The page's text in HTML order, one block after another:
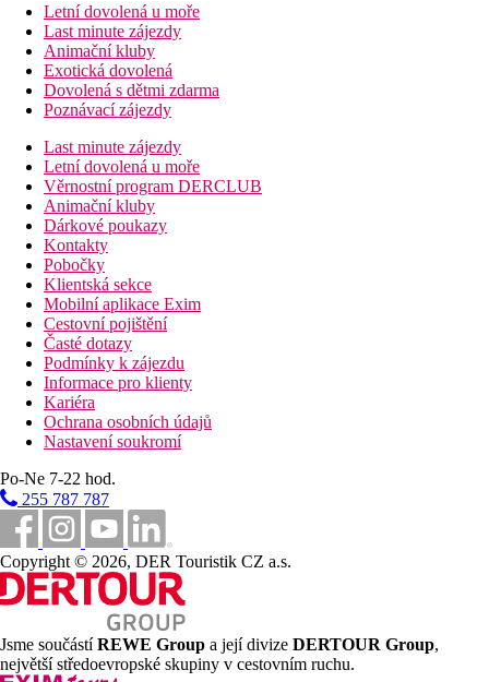
Letní dovolená u moře
Last minute zájezdy
Animační kluby
Exotická dovolená
Dovolená s dětmi zdarma
Poznávací zájezdy
Last minute zájezdy
Letní dovolená u moře
Věrnostní program DERCLUB
Animační kluby
Dárkové poukazy
Kontakty
Pobočky
Klientská sekce
Mobilní aplikace Exim
Cestovní pojištění
Časté dotazy
Podmínky k zájezdu
Informace pro klienty
Kariéra
Ochrana osobních údajů
Nastavení soukromí
Po-Ne 7-22 hod.
255 787 787
Copyright © 2026, DER Touristik CZ a.s.
Jsme součástíREWE Group a její divize DERTOUR Group,
největší středoevropské skupiny v cestovním ruchu.